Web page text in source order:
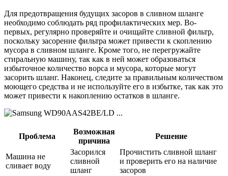
Для предотвращения будущих засоров в сливном шланге
необходимо соблюдать ряд профилактических мер. Во-
первых, регулярно проверяйте и очищайте сливной фильтр,
поскольку засорение фильтра может привести к скоплению
мусора в сливном шланге. Кроме того, не перегружайте
стиральную машину, так как в ней может образоваться
избыточное количество ворса и мусора, которые могут
засорить шланг. Наконец, следите за правильным количеством
моющего средства и не используйте его в избытке, так как это
может привести к накоплению остатков в шланге.
Проблема
Возможная
причина
Решение
Машина не
сливает воду
Засорился
сливной
шланг
Прочистить сливной шланг
и проверить его на наличие
засоров